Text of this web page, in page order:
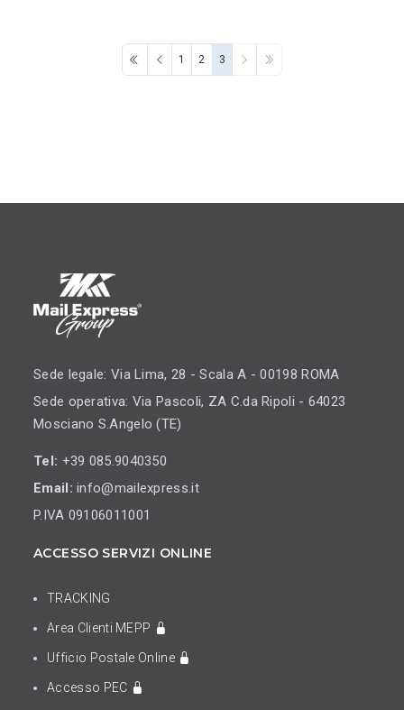
1 2 3
Sede legale: Via Lima, 28 - Scala A - 00198 ROMA
Sede operativa: Via Pascoli, ZA C.da Ripoli - 64023
Mosciano S.Angelo (TE)
Tel: +39 085.9040350
Email: info@mailexpress.it
P.IVA 09106011001
ACCESSO SERVIZI ONLINE
TRACKING
Area Clienti MEPP
Ufficio Postale Online
Accesso PEC